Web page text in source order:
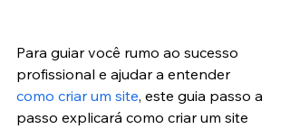
Para guiar você rumo ao sucesso
profissional e ajudar a entender
como criar um site, este guia passo a
passo explicará como criar um site